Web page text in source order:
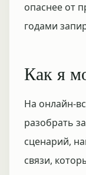
опаснее от
годами
Как я
На онлайн-
разобрать
сценарий,
связи,